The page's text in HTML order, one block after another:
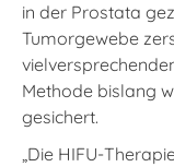
in der Prostata
Tumorgewebe
Methode bislang
gesichert.
„Die HIFU-